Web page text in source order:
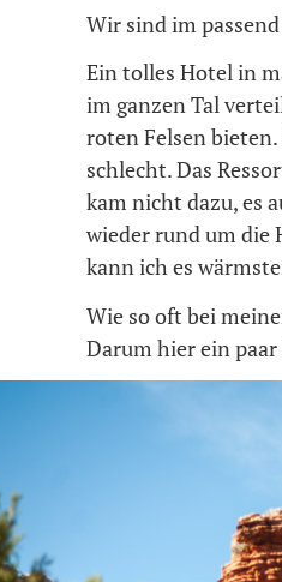
Wir sind im
Ein tolles Hotel in
im ganzen Tal
roten Felsen
schlecht. Das
kam nicht dazu, es
wieder rund um die
kann ich es
Wie so oft bei
Darum hier ein